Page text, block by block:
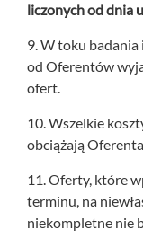
liczonych od dnia
9. W toku badania
od Oferentów
ofert.
10. Wszelkie
obciążają
11. Oferty, które
terminu, na
niekompletne nie